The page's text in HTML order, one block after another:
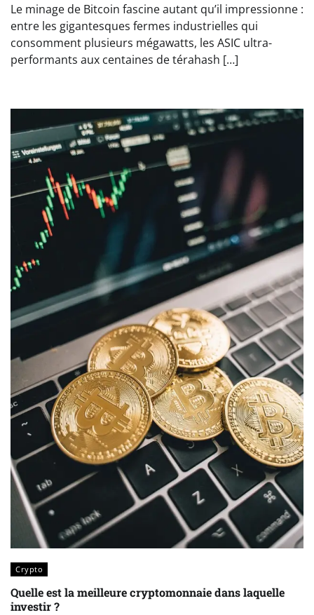
Le minage de Bitcoin fascine autant qu’il impressionne :
entre les gigantesques fermes industrielles qui
consomment plusieurs mégawatts, les ASIC ultra-
performants aux centaines de térahash […]
Crypto
Quelle est la meilleure cryptomonnaie dans laquelle
investir ?